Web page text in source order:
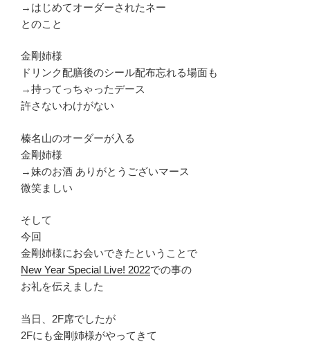
→はじめてオーダーされたネー
とのこと
金剛姉様
ドリンク配膳後のシール配布忘れる場面も
→持ってっちゃったデース
許さないわけがない
榛名山のオーダーが入る
金剛姉様
→妹のお酒 ありがとうございマース
微笑ましい
そして
今回
金剛姉様にお会いできたということで
New Year Special Live! 2022での事の
お礼を伝えました
当日、2F席でしたが
2Fにも金剛姉様がやってきて